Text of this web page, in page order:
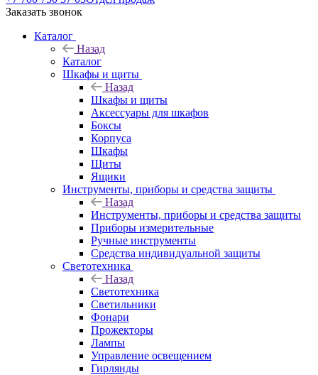
Заказать звонок
Каталог
Назад
Каталог
Шкафы и щиты
Назад
Шкафы и щиты
Аксессуары для шкафов
Боксы
Корпуса
Шкафы
Щиты
Ящики
Инструменты, приборы и средства защиты
Назад
Инструменты, приборы и средства защиты
Приборы измерительные
Ручные инструменты
Средства индивидуальной защиты
Светотехника
Назад
Светотехника
Светильники
Фонари
Прожекторы
Лампы
Управление освещением
Гирлянды